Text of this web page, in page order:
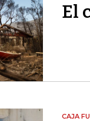
El
CAJA